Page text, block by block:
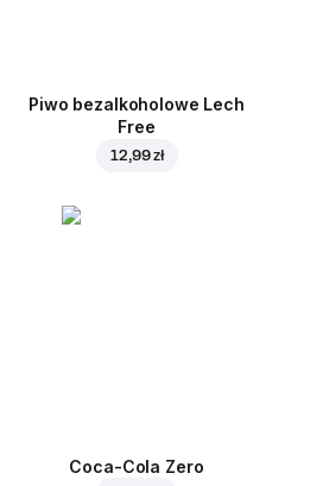
Piwo bezalkoholowe Lech
Free
12,99 zł
Coca-Cola Zero